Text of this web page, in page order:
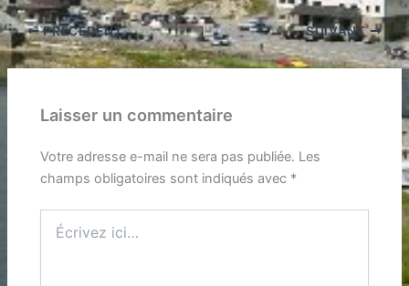
PRÉCÉDENT SUIVANT
Laisser un commentaire
Votre adresse e-mail ne sera pas publiée. Les
champs obligatoires sont indiqués avec *
ici…